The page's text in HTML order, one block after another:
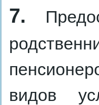
7.
видов